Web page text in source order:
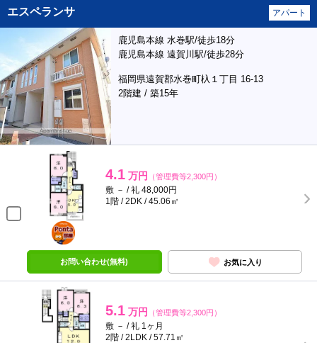
エスペランサ アパート
鹿児島本線 水巻駅/徒歩18分
鹿児島本線 遠賀川駅/徒歩28分
福岡県遠賀郡水巻町杁１丁目 16-13
2階建 / 築15年
4.1 万円 （管理費等2,300円）
敷 － / 礼 48,000円
1階 / 2DK / 45.06㎡
ポンタ
部屋
お問い合わせ(無料) お気に入り
5.1 万円 （管理費等2,300円）
敷 － / 礼 1ヶ月
2階 / 2LDK / 57.71㎡